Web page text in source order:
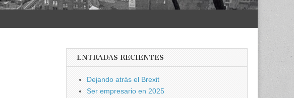
ENTRADAS RECIENTES
Dejando atrás el Brexit
Ser empresario en 2025